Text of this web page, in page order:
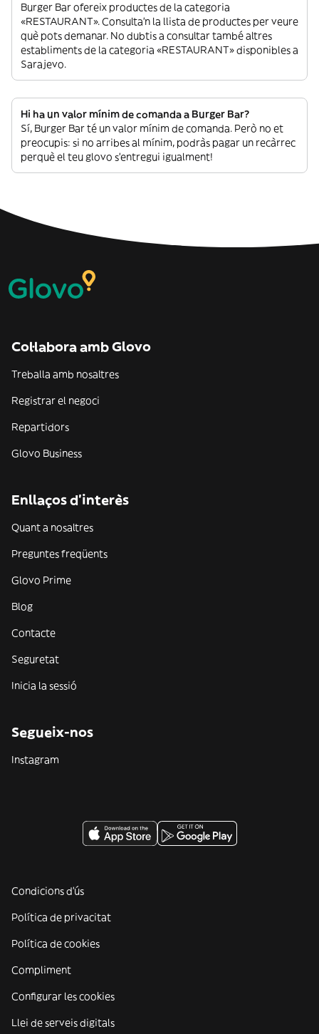
Burger Bar ofereix productes de la categoria
«RESTAURANT». Consulta’n la llista de productes per veure
què pots demanar. No dubtis a consultar també altres
establiments de la categoria «RESTAURANT» disponibles a
Sarajevo.
Hi ha un valor mínim de comanda a Burger Bar?
Sí, Burger Bar té un valor mínim de comanda. Però no et
preocupis: si no arribes al mínim, podràs pagar un recàrrec
perquè el teu glovo s’entregui igualment!
Col·labora amb Glovo
Treballa amb nosaltres
Registrar el negoci
Repartidors
Glovo Business
Enllaços d'interès
Quant a nosaltres
Preguntes freqüents
Glovo Prime
Blog
Contacte
Seguretat
Inicia la sessió
Segueix-nos
Instagram
Condicions d'ús
Política de privacitat
Política de cookies
Compliment
Configurar les cookies
Llei de serveis digitals